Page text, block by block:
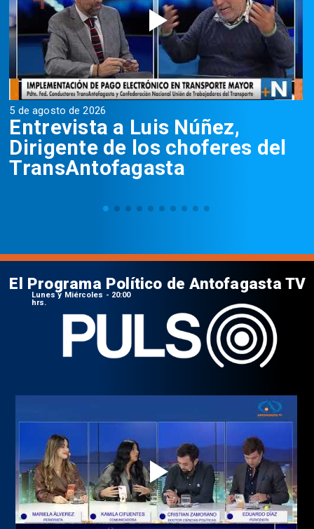
5 de agosto de 2026
Entrevista a Luis Núñez,
Dirigente de los choferes del
TransAntofagasta
El Programa Político de Antofagasta TV
Lunes y Miércoles - 20:00
hrs.